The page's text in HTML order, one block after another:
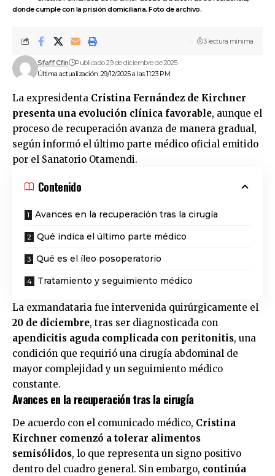
donde cumple con la prisión domiciliaria. Foto de archivo.
Última actualización: 29/12/2025 a las 11:23 PM
Sfaff Cfin Publicado 29 de diciembre de 2025
3 lectura mínima
La expresidenta Cristina Fernández de Kirchner
presenta una evolución clínica favorable, aunque el
proceso de recuperación avanza de manera gradual,
según informó el último parte médico oficial emitido
por el Sanatorio Otamendi.
Contenido
Avances en la recuperación tras la cirugía
Qué indica el último parte médico
Qué es el íleo posoperatorio
Tratamiento y seguimiento médico
La exmandataria fue intervenida quirúrgicamente el
20 de diciembre, tras ser diagnosticada con
apendicitis aguda complicada con peritonitis, una
condición que requirió una cirugía abdominal de
mayor complejidad y un seguimiento médico
constante.
Avances en la recuperación tras la cirugía
De acuerdo con el comunicado médico, Cristina
Kirchner comenzó a tolerar alimentos
semisólidos, lo que representa un signo positivo
dentro del cuadro general. Sin embargo, continúa